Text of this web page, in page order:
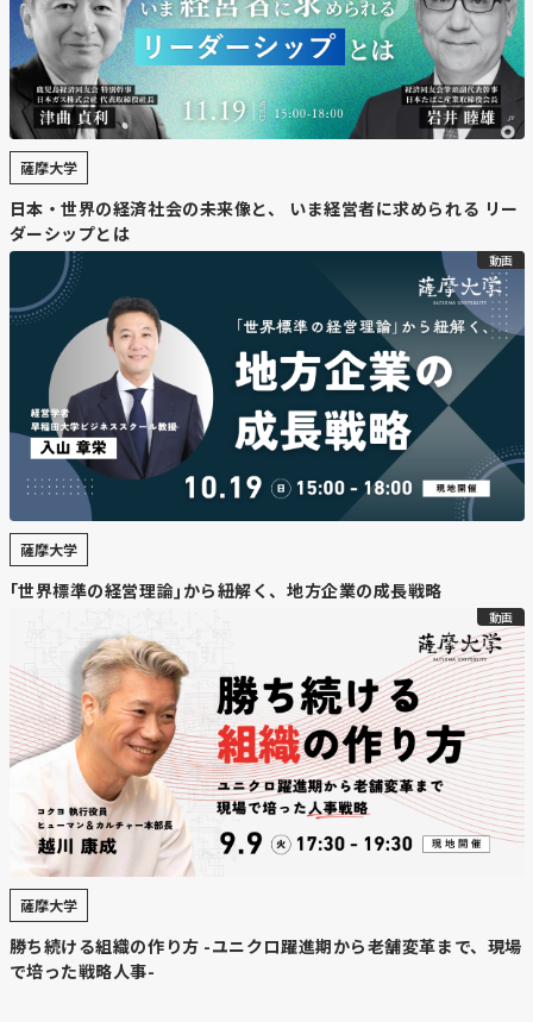
薩摩大学
日本・世界の経済社会の未来像と、 いま経営者に求められる リー
ダーシップとは
動画
薩摩大学
｢世界標準の経営理論｣から紐解く、地方企業の成長戦略
動画
薩摩大学
勝ち続ける組織の作り方 -ユニクロ躍進期から老舗変革まで、現場
で培った戦略人事-